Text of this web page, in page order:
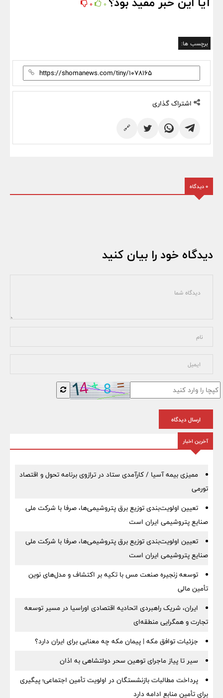
0
0
برچسب ها:
اشتراک گذاری
🔗
0 دیدگاه
دیدگاه خود را بیان کنید
ارسال دیدگاه
آخرین اخبار
ممیزی بیمه آسیا / کارآمدی ستاد در ترازوی برنامه تحول و اقتصاد
تورمی
تعیین اولویت‌بندی توزیع برق پتروشیمی‌ها، صرفا با شرکت ملی
صنایع پتروشیمی ایران است
تعیین اولویت‌بندی توزیع برق پتروشیمی‌ها، صرفا با شرکت ملی
صنایع پتروشیمی ایران است
توسعه زنجیره صنعت مس با تکیه بر اکتشاف و مدل‌های نوین
تأمین مالی
ایران، شریک راهبردی اتحادیه اقتصادی اوراسیا در مسیر توسعه
تجارت و همگرایی منطقه‌ای
جزئیات توافق مکه | پیمان مکه چه معنایی برای ایران دارد؟
سیر تا پیاز ماجرای توهین سحر دولتشاهی به اذان
پرداخت مطالبات بازنشستگان در اولویت تأمین اجتماعی؛ پیگیری
برای تأمین منابع ادامه دارد